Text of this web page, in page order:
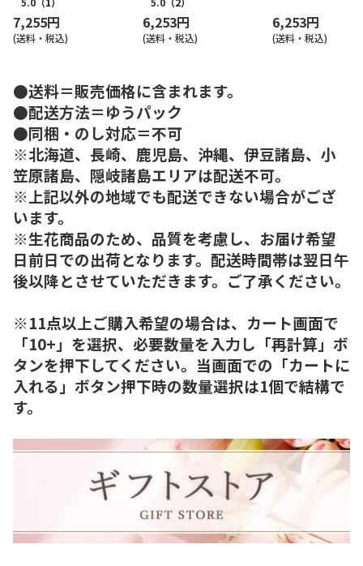
7,255円
(送料・税込)
6,253円
(送料・税込)
6,253円
(送料・税込)
●送料＝販売価格に含まれます。
●配送方法＝ゆうパック
●同梱・のし対応＝不可
※北海道、長崎、鹿児島、沖縄、伊豆諸島、小
笠原諸島、隠岐諸島エリアは配送不可。
※上記以外の地域でも配送できない場合がござ
います。
※生花商品のため、品質を考慮し、お届け希望
日前日での出荷となります。配送時間帯は翌日午
後以降とさせていただきます。ご了承ください。
※11点以上ご購入希望の場合は、カート画面で
「10+」を選択、必要数量を入力し「再計算」ボ
タンを押下してください。当画面での「カートに
入れる」ボタン押下時の数量選択は1個で結構で
す。